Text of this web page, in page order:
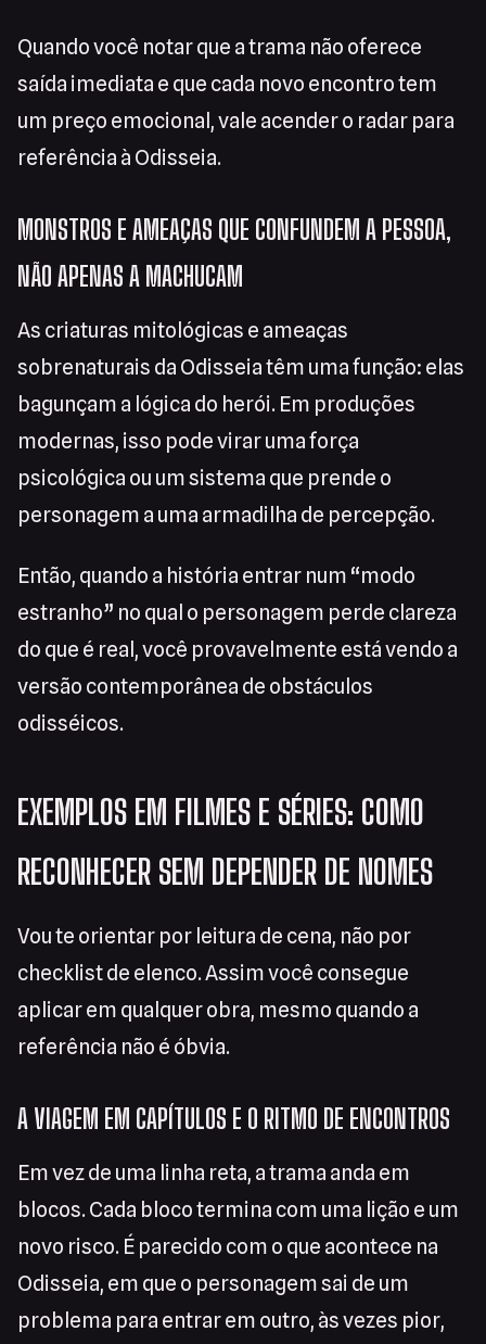
Quando você notar que a trama não oferece
saída imediata e que cada novo encontro tem
um preço emocional, vale acender o radar para
referência à Odisseia.
MONSTROS E AMEAÇAS QUE CONFUNDEM A PESSOA,
NÃO APENAS A MACHUCAM
As criaturas mitológicas e ameaças
sobrenaturais da Odisseia têm uma função: elas
bagunçam a lógica do herói. Em produções
modernas, isso pode virar uma força
psicológica ou um sistema que prende o
personagem a uma armadilha de percepção.
Então, quando a história entrar num “modo
estranho” no qual o personagem perde clareza
do que é real, você provavelmente está vendo a
versão contemporânea de obstáculos
odisséicos.
EXEMPLOS EM FILMES E SÉRIES: COMO
RECONHECER SEM DEPENDER DE NOMES
Vou te orientar por leitura de cena, não por
checklist de elenco. Assim você consegue
aplicar em qualquer obra, mesmo quando a
referência não é óbvia.
A VIAGEM EM CAPÍTULOS E O RITMO DE ENCONTROS
Em vez de uma linha reta, a trama anda em
blocos. Cada bloco termina com uma lição e um
novo risco. É parecido com o que acontece na
Odisseia, em que o personagem sai de um
problema para entrar em outro, às vezes pior,